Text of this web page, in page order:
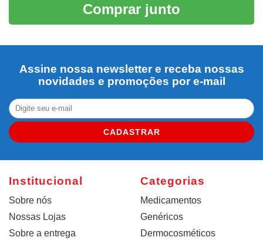
Comprar junto
Assine nossa newsletter e receba nossas
novidades e promoções por e-mail
CADASTRAR
Institucional
Sobre nós
Nossas Lojas
Sobre a entrega
Categorias
Medicamentos
Genéricos
Dermocosméticos